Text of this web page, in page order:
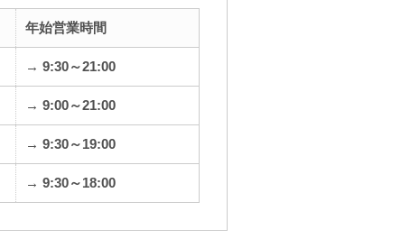
年始営業時間
→ 9:30～21:00
→ 9:00～21:00
→ 9:30～19:00
→ 9:30～18:00